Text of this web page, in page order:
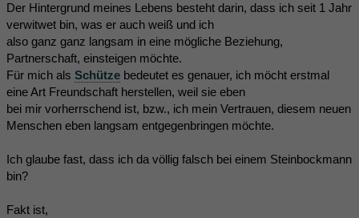
Der Hintergrund meines Lebens besteht darin, dass ich seit 1 Jahr
verwitwet bin, was er auch weiß und ich
also ganz ganz langsam in eine mögliche Beziehung,
Partnerschaft, einsteigen möchte.
Für mich als Schütze bedeutet es genauer, ich möcht erstmal
eine Art Freundschaft herstellen, weil sie eben
bei mir vorherrschend ist, bzw., ich mein Vertrauen, diesem neuen
Menschen eben langsam entgegenbringen möchte.
Ich glaube fast, dass ich da völlig falsch bei einem Steinbockmann
bin?
Fakt ist,